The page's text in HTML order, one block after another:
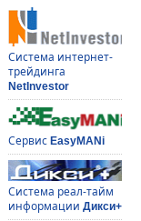
Система интернет-
трейдинга
NetInvestor
Сервис EasyMANi
Система реал-тайм
информации Дикси+